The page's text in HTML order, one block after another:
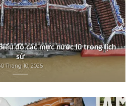
đồ các mực nước lũ trong lịch
sử
Tháng 10, 2025